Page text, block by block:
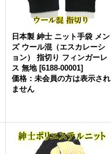
日本製 紳士 ニット手袋 メン
ズ ウール混（エスカレーシ
ョン） 指切り フィンガーレ
ス 無地 [6188-00001]
価格：未会員の方は表示され
ません